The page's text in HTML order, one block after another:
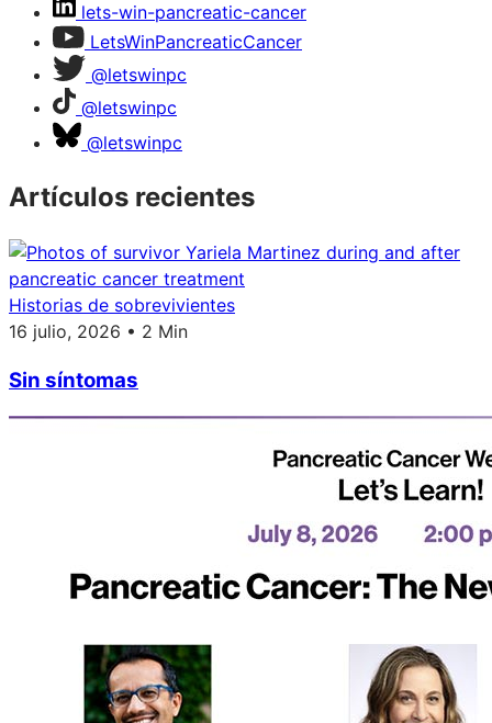
lets-win-pancreatic-cancer
LetsWinPancreaticCancer
@letswinpc
@letswinpc
@letswinpc
Artículos recientes
Historias de sobrevivientes
16 julio, 2026 • 2 Min
Sin síntomas